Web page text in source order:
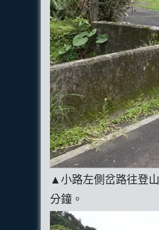
▲小路左側岔路往登
分鐘。